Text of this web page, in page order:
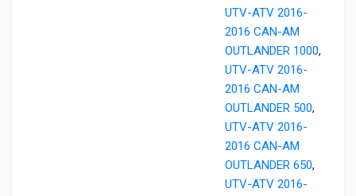
UTV-ATV 2016-
2016 CAN-AM
OUTLANDER 1000,
UTV-ATV 2016-
2016 CAN-AM
OUTLANDER 500,
UTV-ATV 2016-
2016 CAN-AM
OUTLANDER 650,
UTV-ATV 2016-